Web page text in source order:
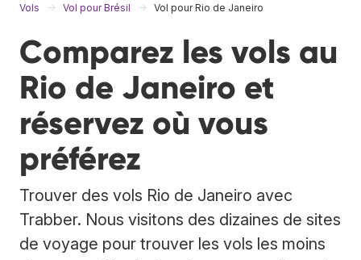
Vols Vol pour Brésil Vol pour Rio de Janeiro
Comparez les vols au
Rio de Janeiro et
réservez où vous
préférez
Trouver des vols Rio de Janeiro avec
Trabber. Nous visitons des dizaines de sites
de voyage pour trouver les vols les moins